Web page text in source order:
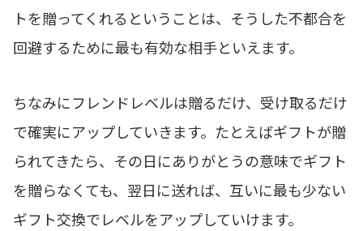
トを贈ってくれるということは、そうした不都合を
回避するために最も有効な相手といえます。
ちなみにフレンドレベルは贈るだけ、受け取るだけ
で確実にアップしていきます。たとえばギフトが贈
られてきたら、その日にありがとうの意味でギフト
を贈らなくても、翌日に送れば、互いに最も少ない
ギフト交換でレベルをアップしていけます。